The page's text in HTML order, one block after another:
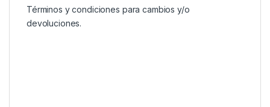
Términos y condiciones para cambios y/o
devoluciones.